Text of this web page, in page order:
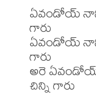
ఏవండోయ్
గారు
ఏవండోయ్
గారు
అరె
చిన్ని గారు